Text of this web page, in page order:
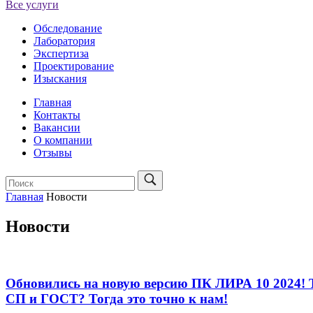
Все услуги
Обследование
Лаборатория
Экспертиза
Проектирование
Изыскания
Главная
Контакты
Вакансии
О компании
Отзывы
Главная Новости
Новости
Обновились на новую версию ПК ЛИРА 10 2024!
СП и ГОСТ? Тогда это точно к нам!